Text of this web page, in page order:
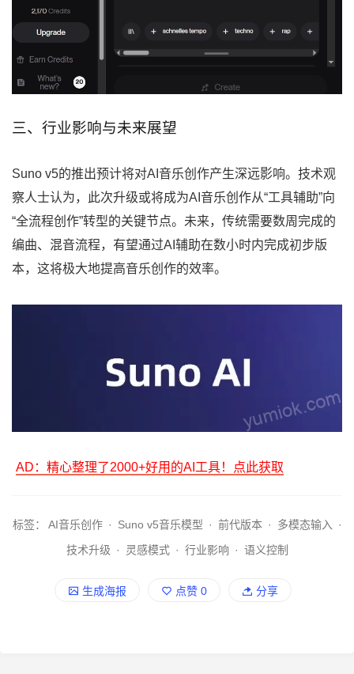
三、行业影响与未来展望
Suno v5的推出预计将对AI音乐创作产生深远影响。技术观
察人士认为，此次升级或将成为AI音乐创作从“工具辅助”向
“全流程创作”转型的关键节点。未来，传统需要数周完成的
编曲、混音流程，有望通过AI辅助在数小时内完成初步版
本，这将极大地提高音乐创作的效率。
AD：精心整理了2000+好用的AI工具！点此获取
标签： AI音乐创作 · Suno v5音乐模型 · 前代版本 · 多模态输入
·
技术升级 · 灵感模式 · 行业影响 · 语义控制
生成海报 点赞 0 分享